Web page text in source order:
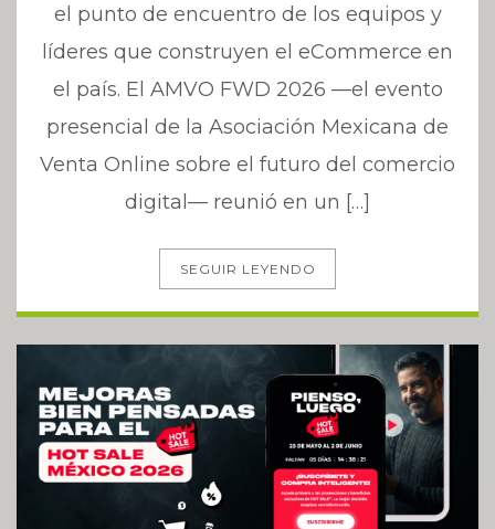
el punto de encuentro de los equipos y
líderes que construyen el eCommerce en
el país. El AMVO FWD 2026 —el evento
presencial de la Asociación Mexicana de
Venta Online sobre el futuro del comercio
digital— reunió en un […]
SEGUIR LEYENDO